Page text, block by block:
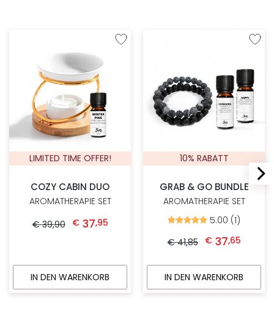
Zur Wunschliste hinzufügen
LIMITED TIME OFFER!
COZY CABIN DUO
AROMATHERAPIE SET
€ 39,90
Ursprünglicher Preis war: € 39,90
€ 37,95
IN DEN WARENKORB
Zur
10% RABATT
GRAB & GO BUNDLE
AROMATHERAPIE SET
Bewertet
5.00
von
5.00 (1)
€ 41,85
Ursprünglicher Preis war: € 41,85
€ 37,65
IN DEN WARENKORB